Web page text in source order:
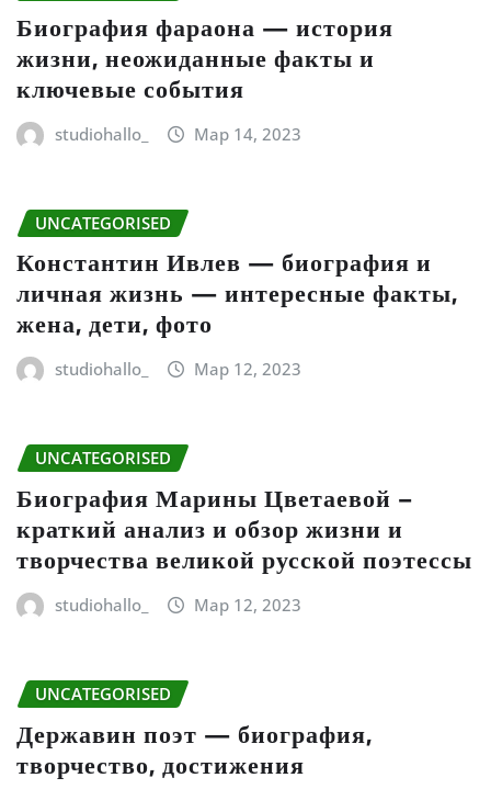
Биография фараона — история
жизни, неожиданные факты и
ключевые события
studiohallo_ Мар 14, 2023
UNCATEGORISED
Константин Ивлев — биография и
личная жизнь — интересные факты,
жена, дети, фото
studiohallo_ Мар 12, 2023
UNCATEGORISED
Биография Марины Цветаевой –
краткий анализ и обзор жизни и
творчества великой русской поэтессы
studiohallo_ Мар 12, 2023
UNCATEGORISED
Державин поэт — биография,
творчество, достижения